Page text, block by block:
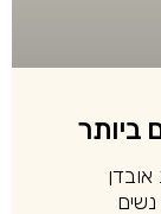
ביותר